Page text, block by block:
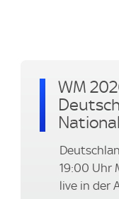
WM
19:00 Uhr
live in der